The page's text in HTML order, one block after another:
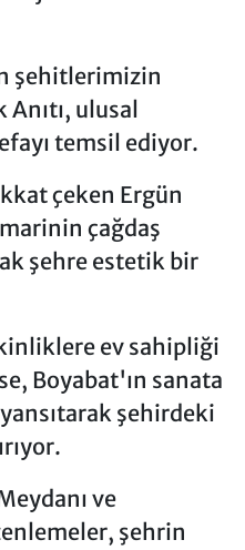
şehitlerimizin
ulusal
temsil ediyor.
çeken Ergün
çağdaş
şehre estetik bir
ev sahipliği
Boyabat'ın sanata
şehirdeki
ve
şehrin